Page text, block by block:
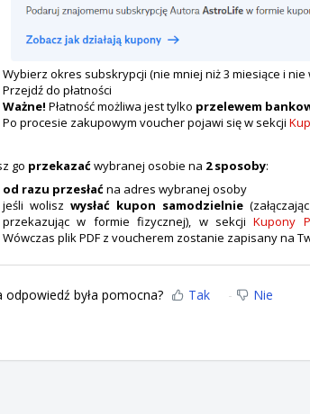
Wybierz okres subskrypcji (nie mniej niż 3 miesiące i nie
Przejdź do płatności
Ważne! Płatność możliwa jest tylko przelewem
Po procesie zakupowym voucher pojawi się w sekcji
go przekazaćwybranej osobie na 2 sposoby:
od razu przesłaćna adres wybranej osoby
jeśli wolisz wysłać kupon samodzielnie
przekazując w formie fizycznej), w sekcjiKupony
Wówczas plik PDF z voucherem zostanie zapisany na
odpowiedź była pomocna? Tak Nie